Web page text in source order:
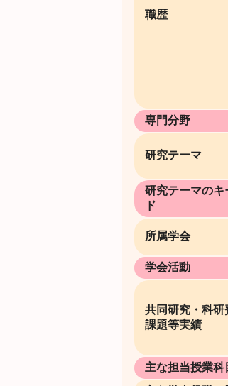
職歴
専門分野
研究テーマ
研究テーマのキ
ド
所属学会
学会活動
共同研究・科研
課題等実績
主な担当授業科